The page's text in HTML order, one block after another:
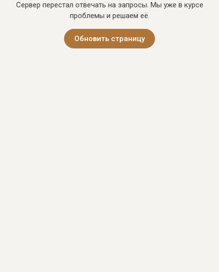
Сервер перестал отвечать на запросы. Мы уже в курсе
проблемы и решаем её.
Обновить страницу